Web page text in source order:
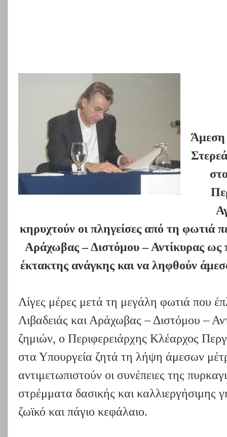
Άμεση
κηρυχτούν οι πληγείσες από τη φωτιά
Αράχωβας – Διστόμου – Αντίκυρας ως
έκτακτης ανάγκης και να ληφθούν
Λίγες μέρες μετά τη μεγάλη φωτιά που
Λιβαδειάς και Αράχωβας – Διστόμου –
ζημιών, ο Περιφερειάρχης Κλέαρχος
στα Υπουργεία ζητά τη λήψη άμεσων
αντιμετωπιστούν οι συνέπειες της
στρέμματα δασικής και καλλιεργήσιμης
ζωϊκό και πάγιο κεφάλαιο.